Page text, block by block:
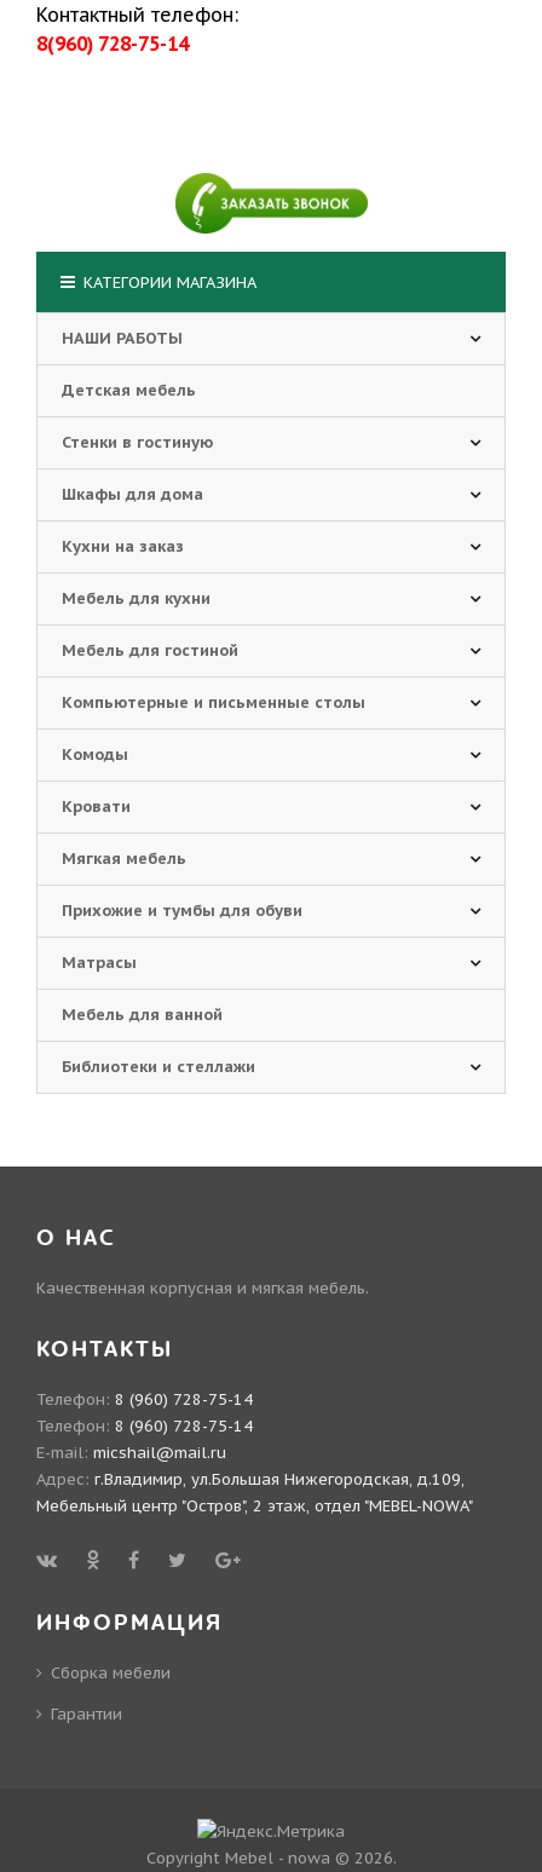
Контактный телефон:
8(960) 728-75-14
КАТЕГОРИИ МАГАЗИНА
НАШИ РАБОТЫ
Детская мебель
Стенки в гостиную
Шкафы для дома
Кухни на заказ
Мебель для кухни
Мебель для гостиной
Компьютерные и письменные столы
Комоды
Кровати
Мягкая мебель
Прихожие и тумбы для обуви
Матрасы
Мебель для ванной
Библиотеки и стеллажи
О НАС
Качественная корпусная и мягкая мебель.
КОНТАКТЫ
Телефон: 8 (960) 728-75-14
Телефон: 8 (960) 728-75-14
E-mail: micshail@mail.ru
Адрес: г.Владимир, ул.Большая Нижегородская, д.109,
Мебельный центр "Остров", 2 этаж, отдел "MEBEL-NOWA"
ИНФОРМАЦИЯ
Сборка мебели
Гарантии
Copyright Mebel - nowa © 2026.